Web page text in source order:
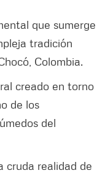
que sumerge
tradición
Colombia.
creado en torno
de los
del
cruda realidad de